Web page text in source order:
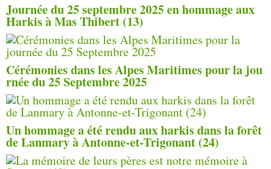
Journée du 25 septembre 2025 en hommage aux
Harkis à Mas Thibert (13)
Cérémonies dans les Alpes Maritimes pour la jou
rnée du 25 Septembre 2025
Un hommage a été rendu aux harkis dans la forêt
de Lanmary à Antonne-et-Trigonant (24)